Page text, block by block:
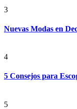
3
Nuevas Modas en
4
5 Consejos para
5